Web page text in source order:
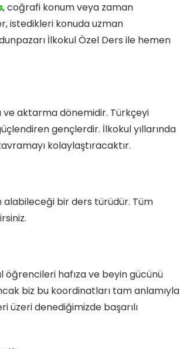
, coğrafi konum veya zaman
istedikleri konuda uzman
İlkokul Özel Ders ile hemen
ve aktarma dönemidir. Türkçeyi
gençlerdir. İlkokul yıllarında
kolaylaştıracaktır.
bir ders türüdür. Tüm
hafıza ve beyin gücünü
biz bu koordinatları tam anlamıyla
üzeri denediğimizde başarılı